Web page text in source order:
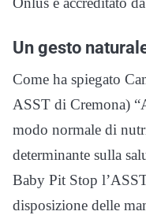
Un gesto
Come ha spiegato
ASST di Cremona)
modo normale di
determinante sulla
Baby Pit Stop
disposizione delle